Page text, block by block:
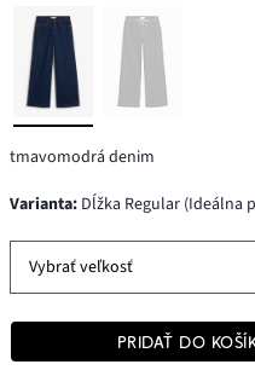
tmavomodrá denim
varianta: Dĺžka Regular (Ideálna
Vybrať veľkosť
PRIDAŤ DO